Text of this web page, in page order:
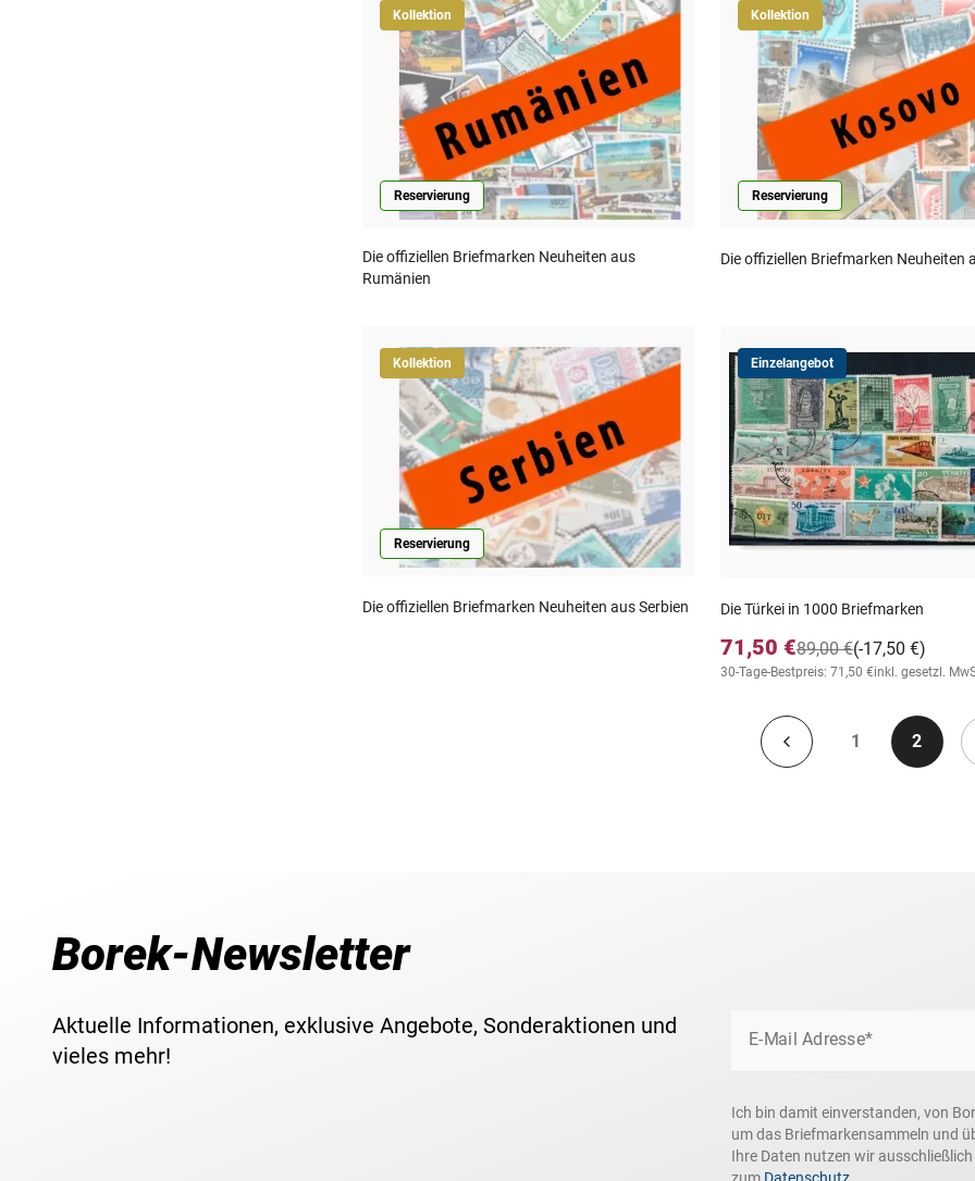
Kollektion
Reservierung
Die offiziellen Briefmarken Neuheiten aus
Rumänien
Kollektion
Reservierung
Die offiziellen Briefmarken Neuheiten
Kollektion
Reservierung
Die offiziellen Briefmarken Neuheiten aus Serbien
Einzelangebot
Die Türkei in 1000 Briefmarken
71,50 € (-17,50 €)
89,00 €
30-Tage-Bestpreis: 71,50 €inkl. gesetzl.
1 2
Borek-Newsletter
Aktuelle Informationen, exklusive Angebote, Sonderaktionen und
vieles mehr!
E-Mail Adresse*
Ich bin damit einverstanden, von
um das Briefmarkensammeln und
Ihre Daten nutzen wir